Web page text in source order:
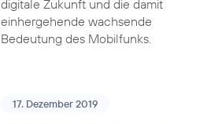
digitale Zukunft und die damit
einhergehende wachsende
Bedeutung des Mobilfunks.
17. Dezember 2019